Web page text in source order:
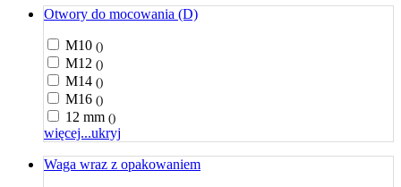
Otwory do mocowania (D)
M10 ()
M12 ()
M14 ()
M16 ()
12 mm ()
więcej...ukryj
Waga wraz z opakowaniem